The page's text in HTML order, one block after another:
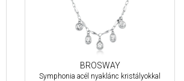
BROSWAY
Symphonia acél nyaklánc kristályokkal